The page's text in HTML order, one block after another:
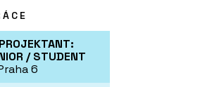
/ STUDENT
6